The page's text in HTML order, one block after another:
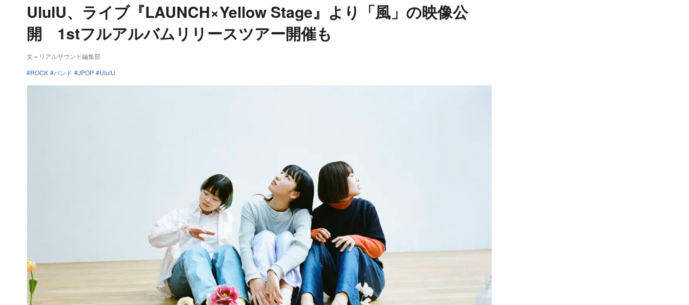
UlulU、ライブ『LAUNCH×Yellow Stage』より「風」の映像公
開 1stフルアルバムリリースツアー開催も
文＝リアルサウンド編集部
ROCK
バンド JPOP UlulU